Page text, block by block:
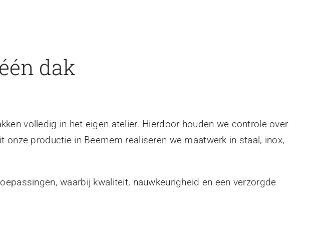
dak
volledig in het eigen atelier. Hierdoor houden we controle over
productie in Beernem realiseren we maatwerk in staal, inox,
waarbij kwaliteit, nauwkeurigheid en een verzorgde